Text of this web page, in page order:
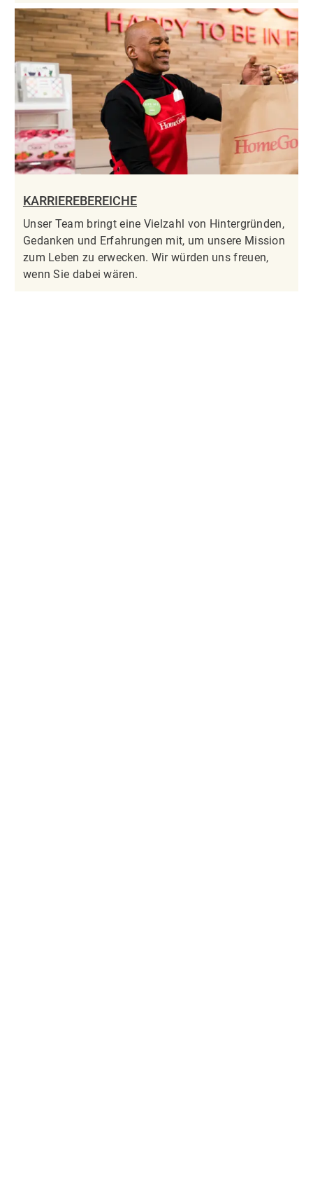
KARRIEREBEREICHE
Unser Team bringt eine Vielzahl von Hintergründen,
Gedanken und Erfahrungen mit, um unsere Mission
zum Leben zu erwecken. Wir würden uns freuen,
wenn Sie dabei wären.